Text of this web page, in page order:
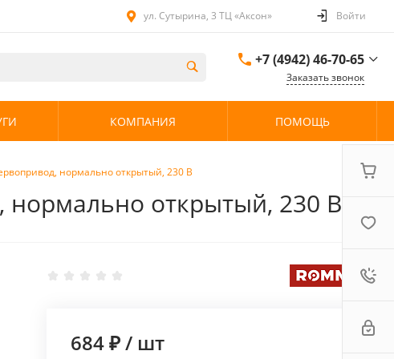
ул. Сутырина, 3 ТЦ «Аксон» Войти
+7 (4942) 46-70-65
ул. Сутырина, 3 ТЦ
Заказать звонок
КОМПАНИЯ ПОМОЩЬ
нормально открытый, 230 В
нормально открытый, 230 В
684 ₽/ шт